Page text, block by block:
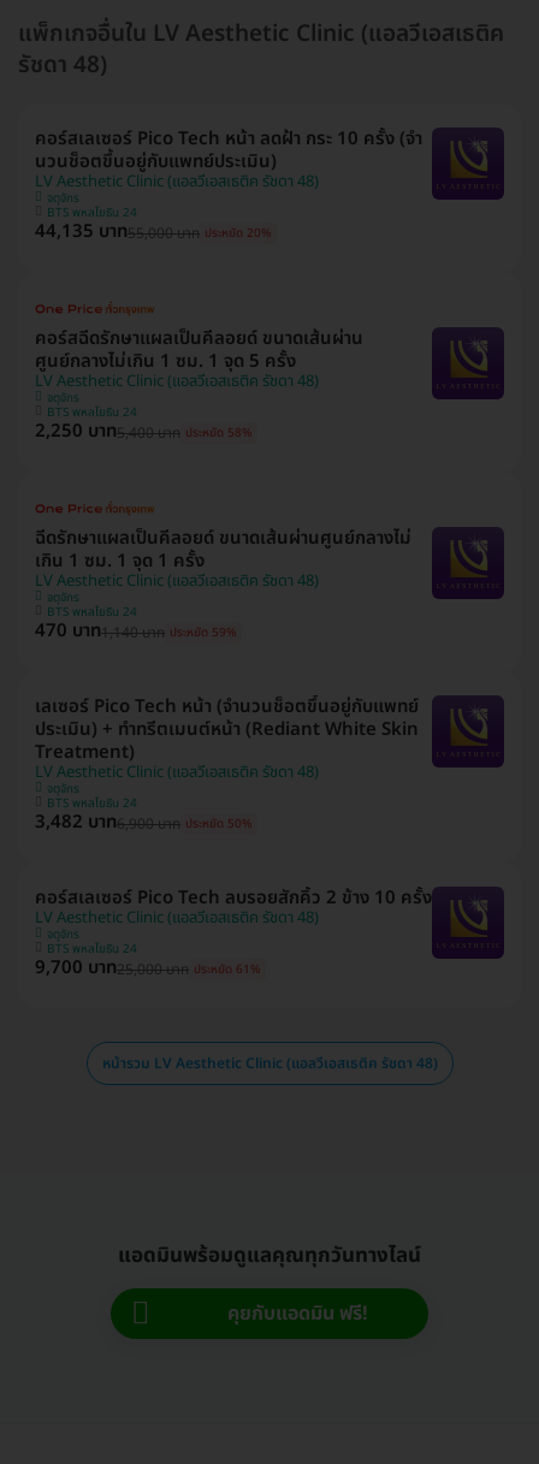
แพ็กเกจอื่นใน LV Aesthetic Clinic (แอลวีเอสเธติค
รัชดา 48)
คอร์สเลเซอร์ Pico Tech หน้า ลดฝ้า กระ 10 ครั้ง (จำ
นวนช็อตขึ้นอยู่กับแพทย์ประเมิน)
LV Aesthetic Clinic (แอลวีเอสเธติค รัชดา 48)
จตุจักร
BTS พหลโยธิน 24
44,135 บาท55,000 บาท ประหยัด 20%
คอร์สฉีดรักษาแผลเป็นคีลอยด์ ขนาดเส้นผ่าน
ศูนย์กลางไม่เกิน 1 ซม. 1 จุด 5 ครั้ง
LV Aesthetic Clinic (แอลวีเอสเธติค รัชดา 48)
จตุจักร
BTS พหลโยธิน 24
2,250 บาท5,400 บาท ประหยัด 58%
ฉีดรักษาแผลเป็นคีลอยด์ ขนาดเส้นผ่านศูนย์กลางไม่
เกิน 1 ซม. 1 จุด 1 ครั้ง
LV Aesthetic Clinic (แอลวีเอสเธติค รัชดา 48)
จตุจักร
BTS พหลโยธิน 24
470 บาท1,140 บาท ประหยัด 59%
เลเซอร์ Pico Tech หน้า (จำนวนช็อตขึ้นอยู่กับแพทย์
ประเมิน) + ทำทรีตเมนต์หน้า (Rediant White Skin
Treatment)
LV Aesthetic Clinic (แอลวีเอสเธติค รัชดา 48)
จตุจักร
BTS พหลโยธิน 24
3,482 บาท6,900 บาท ประหยัด 50%
คอร์สเลเซอร์ Pico Tech ลบรอยสักคิ้ว 2 ข้าง 10 ครั้ง
LV Aesthetic Clinic (แอลวีเอสเธติค รัชดา 48)
จตุจักร
BTS พหลโยธิน 24
9,700 บาท25,000 บาท ประหยัด 61%
หน้ารวม LV Aesthetic Clinic (แอลวีเอสเธติค รัชดา 48)
แอดมินพร้อมดูแลคุณทุกวันทางไลน์
คุยกับแอดมิน ฟรี!